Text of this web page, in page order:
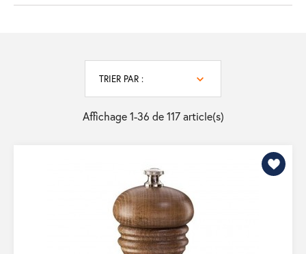
TRIER PAR :
Affichage 1-36 de 117 article(s)